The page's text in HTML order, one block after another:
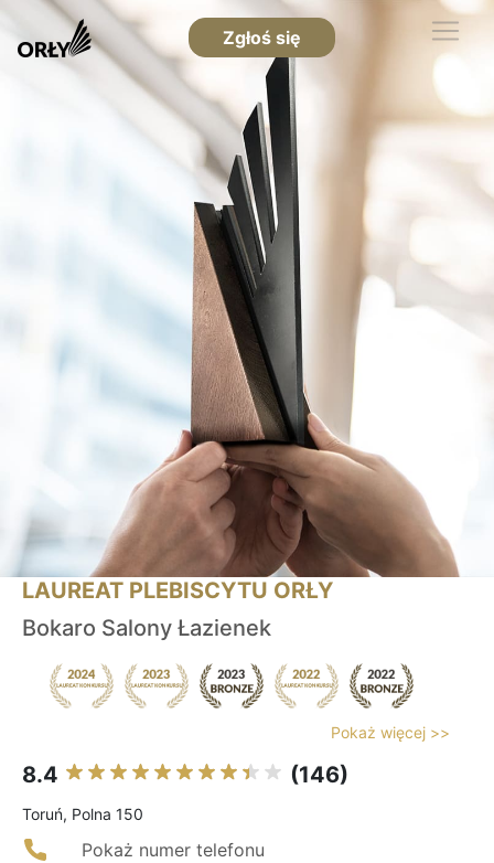
Zgłoś się
LAUREAT PLEBISCYTU ORŁY
Bokaro Salony Łazienek
Pokaż więcej >>
8.4 (146)
Toruń, Polna 150
Pokaż numer telefonu